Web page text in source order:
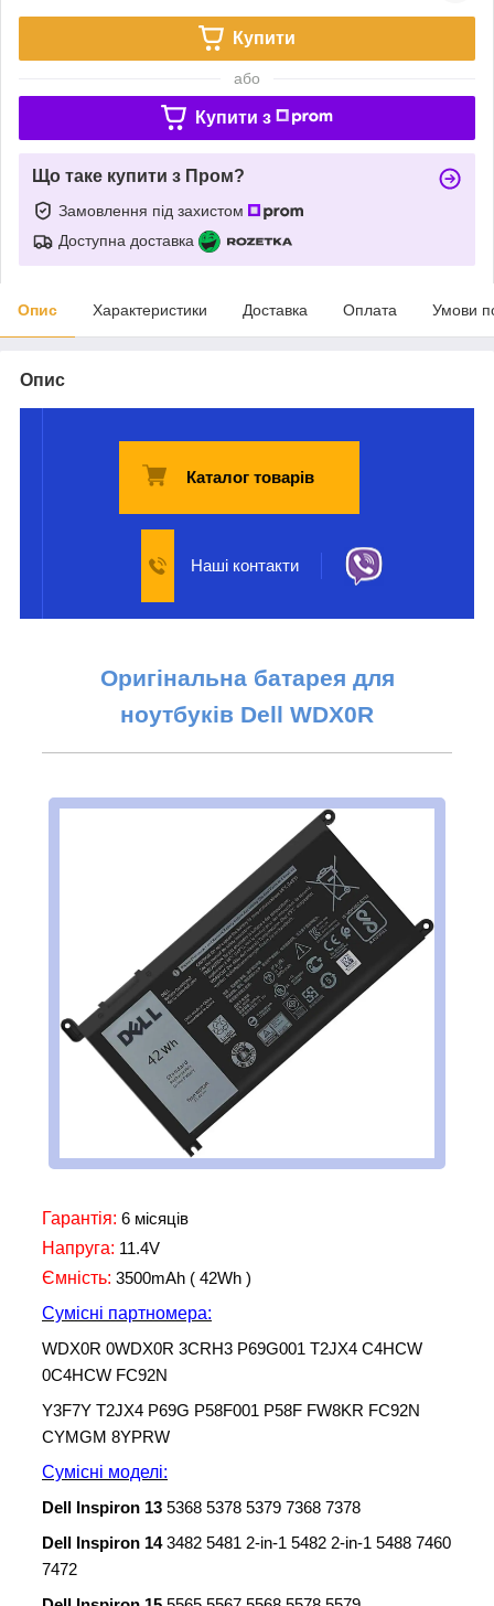
Купити
або
Купити з
Що таке купити з Пром?
Замовлення під захистом
Доступна доставка
Опис Характеристики Доставка Оплата Умови
Опис
Каталог товарів
Наші контакти
Оригінальна батарея для
ноутбуків Dell WDX0R
Гарантія: 6 місяців
Напруга: 11.4V
Ємність: 3500mAh ( 42Wh )
Сумісні партномера:
WDX0R 0WDX0R 3CRH3 P69G001 T2JX4 C4HCW
0C4HCW FC92N
Y3F7Y T2JX4 P69G P58F001 P58F FW8KR FC92N
CYMGM 8YPRW
Сумісні моделі:
Dell Inspiron 13 5368 5378 5379 7368 7378
Dell Inspiron 143482 5481 2-in-1 5482 2-in-1 5488 7460
7472